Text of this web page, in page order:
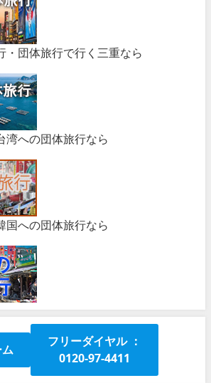
・団体旅行で行く三重なら
湾への団体旅行なら
国への団体旅行なら
フリーダイヤル ：
0120-97-4411